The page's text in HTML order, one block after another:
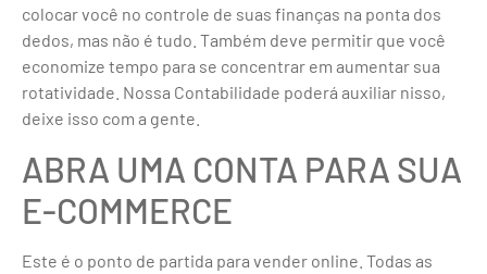
colocar você no controle de suas finanças na ponta dos
dedos, mas não é tudo. Também deve permitir que você
economize tempo para se concentrar em aumentar sua
rotatividade. Nossa Contabilidade poderá auxiliar nisso,
deixe isso com a gente.
ABRA UMA CONTA PARA SUA
E-COMMERCE
Este é o ponto de partida para vender online. Todas as